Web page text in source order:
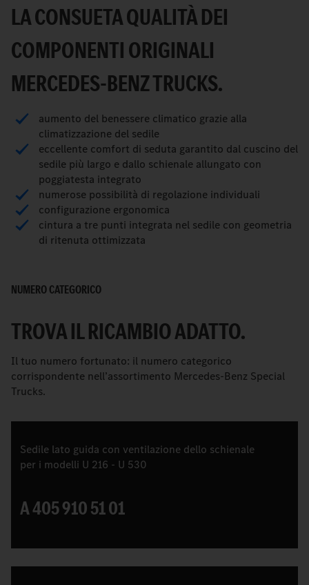
LA CONSUETA QUALITÀ DEI
COMPONENTI ORIGINALI
MERCEDES-BENZ TRUCKS.
aumento del benessere climatico grazie alla
climatizzazione del sedile
eccellente comfort di seduta garantito dal cuscino del
sedile più largo e dallo schienale allungato con
poggiatesta integrato
numerose possibilità di regolazione individuali
configurazione ergonomica
cintura a tre punti integrata nel sedile con geometria
di ritenuta ottimizzata
NUMERO CATEGORICO
TROVA IL RICAMBIO ADATTO.
Il tuo numero fortunato: il numero categorico
corrispondente nell’assortimento Mercedes-Benz Special
Trucks.
Sedile lato guida con ventilazione dello schienale
per i modelli U 216 - U 530
A 405 910 51 01